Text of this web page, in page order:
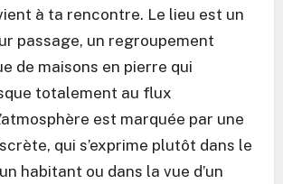
à ta rencontre. Le lieu est un
passage, un regroupement
de maisons en pierre qui
totalement au flux
est marquée par une
qui s’exprime plutôt dans le
habitant ou dans la vue d’un